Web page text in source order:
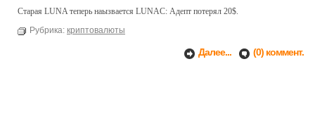
Старая LUNA теперь наызвается LUNAC: Адепт потерял 20$.
Рубрика: криптовалюты
Далее... (0) коммент.